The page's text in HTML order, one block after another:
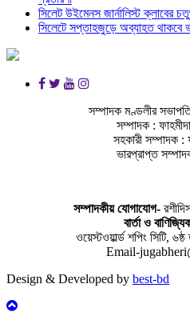
সিলেট উইমেনস জার্নালিস্ট ক্লাবের
সিলেটে সপ্তাহজুড়ে অব্যাহত থাকবে
সম্পাদক মণ্ডলীর
সম্পাদক :
সহকারী সম্পাদক :
ভারপ্রাপ্ত
সম্পাদকীয় যােগাযোগ-
বার্তা ও
ওয়েস্টওয়ার্ল্ড শপিং সিটি,
Email-
Design & Developed by best-bd